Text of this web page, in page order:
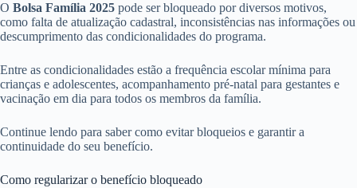
O Bolsa Família 2025 pode ser bloqueado por diversos motivos,
como falta de atualização cadastral, inconsistências nas informações ou
descumprimento das condicionalidades do programa.
Entre as condicionalidades estão a frequência escolar mínima para
crianças e adolescentes, acompanhamento pré-natal para gestantes e
vacinação em dia para todos os membros da família.
Continue lendo para saber como evitar bloqueios e garantir a
continuidade do seu benefício.
Como regularizar o benefício bloqueado